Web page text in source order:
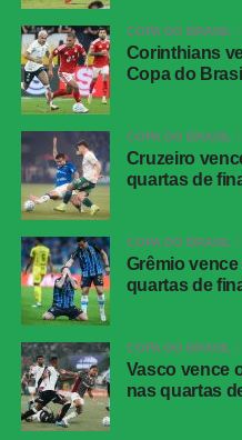
Flamengo
tempo
Internacional
Matheus
Bernabei e
Pezzolano.
Flamengo
Alex Sandro;
Jorginho e
Lino e Pedro.
COMENTE ABAIXO:
WhatsApp
COPA DO BRASIL
Corinthians
Copa do
COPA DO BRASIL
Cruzeiro
quartas de
COPA DO BRASIL
Grêmio
quartas de
COPA DO BRASIL
Vasco vence
nas quartas